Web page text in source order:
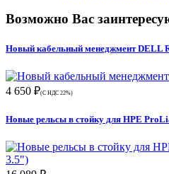
Возможно Вас
Новый кабельный менеджмент DELL
4 650 ₽(С НДС 22%)
Новые рельсы в стойку для HPE